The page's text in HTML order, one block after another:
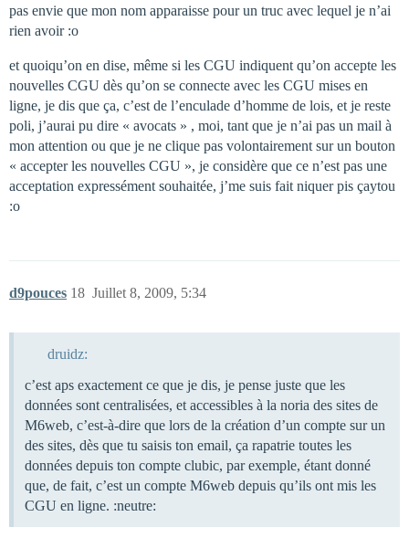
pas envie que mon nom apparaisse pour un truc avec lequel je n’ai
rien avoir :o
et quoiqu’on en dise, même si les CGU indiquent qu’on accepte les
nouvelles CGU dès qu’on se connecte avec les CGU mises en
ligne, je dis que ça, c’est de l’enculade d’homme de lois, et je reste
poli, j’aurai pu dire « avocats » , moi, tant que je n’ai pas un mail à
mon attention ou que je ne clique pas volontairement sur un bouton
« accepter les nouvelles CGU », je considère que ce n’est pas une
acceptation expressément souhaitée, j’me suis fait niquer pis çaytou
:o
d9pouces Juillet 8, 2009, 5:34
18
druidz:
c’est aps exactement ce que je dis, je pense juste que les
données sont centralisées, et accessibles à la noria des sites de
M6web, c’est-à-dire que lors de la création d’un compte sur un
des sites, dès que tu saisis ton email, ça rapatrie toutes les
données depuis ton compte clubic, par exemple, étant donné
que, de fait, c’est un compte M6web depuis qu’ils ont mis les
CGU en ligne. :neutre: